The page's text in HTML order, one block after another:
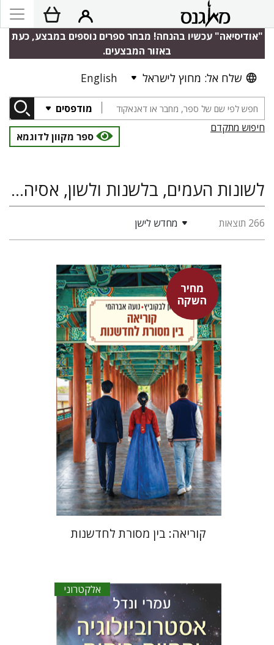
"אודיסיאה" עכשיו בהנחה! מבחר ספרים נוספים במבצע, כעת
באזור המבצעים.
שלח אל: מחוץ לישראל English
מודפסים
חיפוש מתקדם
ספר מקוון לדוגמא
לשונות העמים, בלשנות ולשון, אסיה, לימודי שפות, ספרי קורס
266 תוצאות מחדש לישן
מחיר
השקה
אלון לבקוביץ נועה אברהמי
מחיר השקה
$35
$24
קוריאה: בין מסורת לחדשנות
אלקטרוני
עמרי ונדל